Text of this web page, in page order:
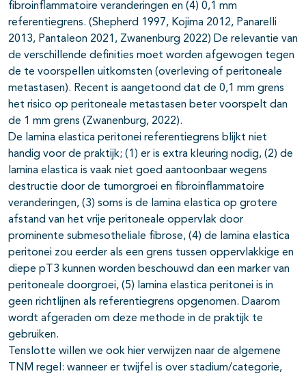
fibroinflammatoire veranderingen en (4) 0,1 mm
referentiegrens. (Shepherd 1997, Kojima 2012, Panarelli
2013, Pantaleon 2021, Zwanenburg 2022) De relevantie van
de verschillende definities moet worden afgewogen tegen
de te voorspellen uitkomsten (overleving of peritoneale
metastasen). Recent is aangetoond dat de 0,1 mm grens
het risico op peritoneale metastasen beter voorspelt dan
de 1 mm grens (Zwanenburg, 2022).
De lamina elastica peritonei referentiegrens blijkt niet
handig voor de praktijk; (1) er is extra kleuring nodig, (2) de
lamina elastica is vaak niet goed aantoonbaar wegens
destructie door de tumorgroei en fibroinflammatoire
veranderingen, (3) soms is de lamina elastica op grotere
afstand van het vrije peritoneale oppervlak door
prominente submesotheliale fibrose, (4) de lamina elastica
peritonei zou eerder als een grens tussen oppervlakkige en
diepe pT3 kunnen worden beschouwd dan een marker van
peritoneale doorgroei, (5) lamina elastica peritonei is in
geen richtlijnen als referentiegrens opgenomen. Daarom
wordt afgeraden om deze methode in de praktijk te
gebruiken.
Tenslotte willen we ook hier verwijzen naar de algemene
TNM regel: wanneer er twijfel is over stadium/categorie,